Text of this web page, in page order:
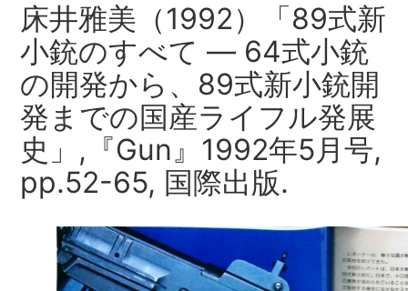
床井雅美（1992）「89式新
小銃のすべて ― 64式小銃
の開発から、89式新小銃開
発までの国産ライフル発展
史」,『Gun』1992年5月号,
pp.52-65, 国際出版.